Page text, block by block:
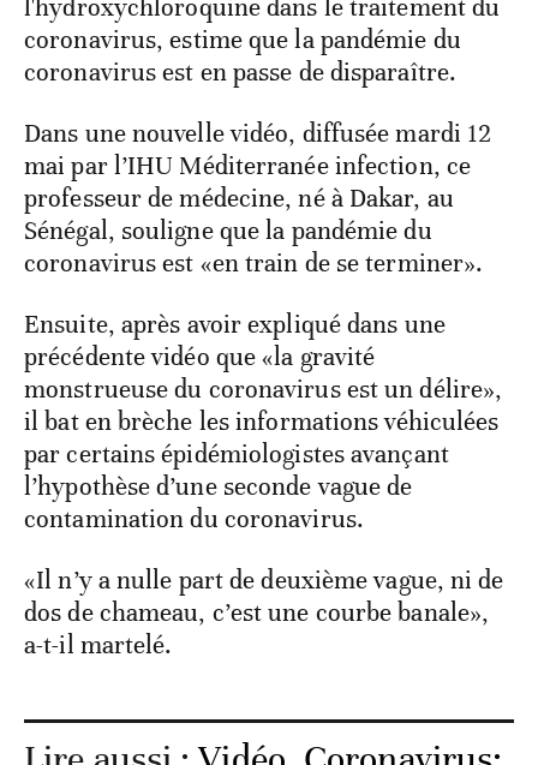
l'hydroxychloroquine dans le traitement du
coronavirus, estime que la pandémie du
coronavirus est en passe de disparaître.
Dans une nouvelle vidéo, diffusée mardi 12
mai par l’IHU Méditerranée infection, ce
professeur de médecine, né à Dakar, au
Sénégal, souligne que la pandémie du
coronavirus est «en train de se terminer».
Ensuite, après avoir expliqué dans une
précédente vidéo que «la gravité
monstrueuse du coronavirus est un délire»,
il bat en brèche les informations véhiculées
par certains épidémiologistes avançant
l’hypothèse d’une seconde vague de
contamination du coronavirus.
«Il n’y a nulle part de deuxième vague, ni de
dos de chameau, c’est une courbe banale»,
a-t-il martelé.